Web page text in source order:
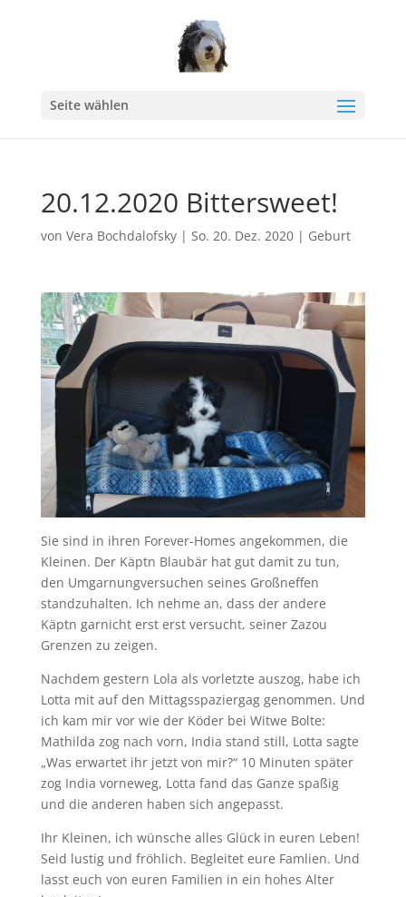
Seite wählen
20.12.2020 Bittersweet!
von Vera Bochdalofsky| So. 20. Dez. 2020| Geburt
Sie sind in ihren Forever-Homes angekommen, die
Kleinen. Der Käptn Blaubär hat gut damit zu tun,
den Umgarnungversuchen seines Großneffen
standzuhalten. Ich nehme an, dass der andere
Käptn garnicht erst erst versucht, seiner Zazou
Grenzen zu zeigen.
Nachdem gestern Lola als vorletzte auszog, habe ich
Lotta mit auf den Mittagsspaziergag genommen. Und
ich kam mir vor wie der Köder bei Witwe Bolte:
Mathilda zog nach vorn, India stand still, Lotta sagte
„Was erwartet ihr jetzt von mir?“ 10 Minuten später
zog India vorneweg, Lotta fand das Ganze spaßig
und die anderen haben sich angepasst.
Ihr Kleinen, ich wünsche alles Glück in euren Leben!
Seid lustig und fröhlich. Begleitet eure Famlien. Und
lasst euch von euren Familien in ein hohes Alter